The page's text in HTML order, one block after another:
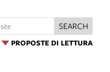
PROPOSTE DI LETTURA
SEARCH